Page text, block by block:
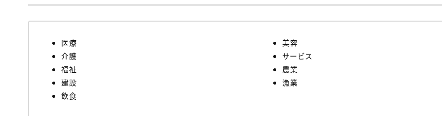
医療
介護
福祉
建設
飲食
美容
サービス
農業
漁業